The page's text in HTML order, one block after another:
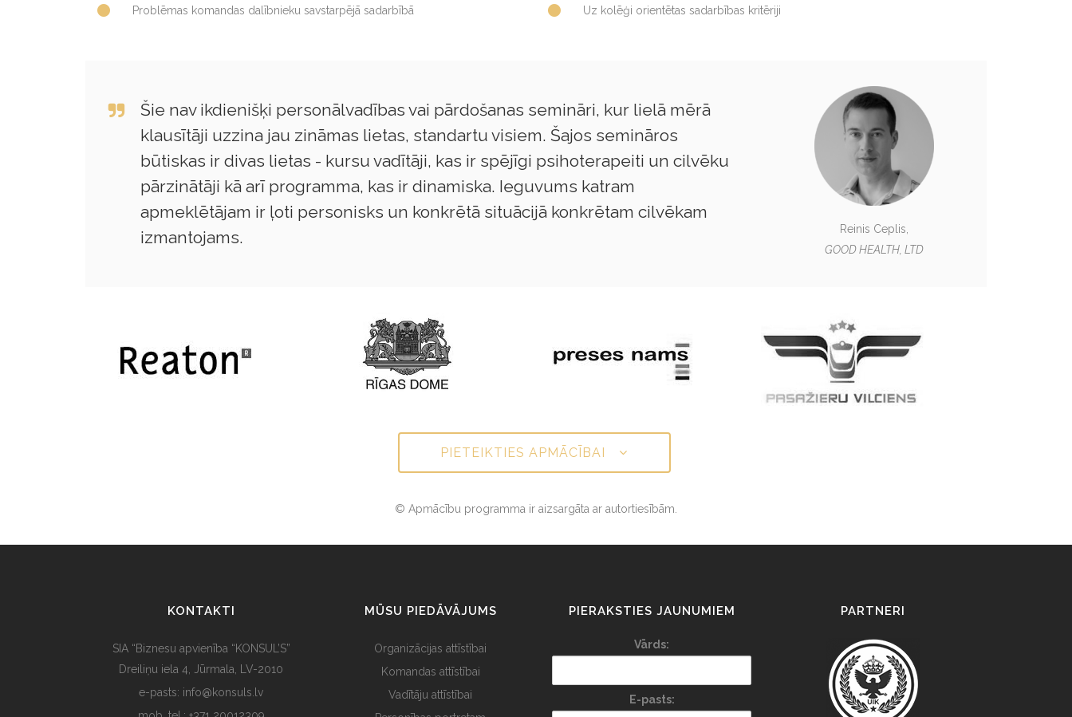
Problēmas komandas dalībnieku savstarpējā sadarbībā Uz kolēģi orientētas sadarbības kritēriji
Šie nav ikdienišķi personālvadības vai pārdošanas semināri, kur lielā mērā
klausītāji uzzina jau zināmas lietas, standartu visiem. Šajos semināros
būtiskas ir divas lietas - kursu vadītāji, kas ir spējīgi psihoterapeiti un cilvēku
pārzinātāji kā arī programma, kas ir dinamiska. Ieguvums katram
apmeklētājam ir ļoti personisks un konkrētā situācijā konkrētam cilvēkam
izmantojams.
Reinis Ceplis,
GOOD HEALTH, LTD
PIETEIKTIES APMĀCĪBAI
© Apmācību programma ir aizsargāta ar autortiesībām.
KONTAKTI
SIA “Biznesu apvienība “KONSUL’S”
Dreiliņu iela 4, Jūrmala, LV-2010
e-pasts: info@konsuls.lv
MŪSU PIEDĀVĀJUMS
Organizācijas attīstībai
Komandas attīstībai
Vadītāju attīstībai
PIERAKSTIES JAUNUMIEM
Vārds:
E-pasts:
PARTNERI